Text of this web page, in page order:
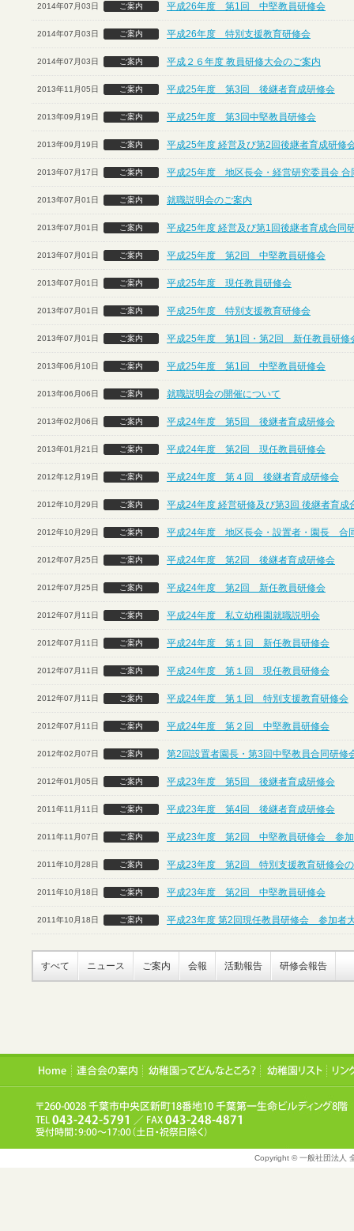
2014年07月03日 ご案内 平成26年度 第1回 中堅教員研修会
2014年07月03日 ご案内 平成26年度 特別支援教育研修会
2014年07月03日 ご案内 平成２６年度 教員研修大会のご案内
2013年11月05日 ご案内 平成25年度 第3回 後継者育成研修会
2013年09月19日 ご案内 平成25年度 第3回中堅教員研修会
2013年09月19日 ご案内 平成25年度 経営及び第2回後継者育成研修
2013年07月17日 ご案内 平成25年度 地区長会・経営研究委員会 合
2013年07月01日 ご案内 就職説明会のご案内
2013年07月01日 ご案内 平成25年度 経営及び第1回後継者育成合同
2013年07月01日 ご案内 平成25年度 第2回 中堅教員研修会
2013年07月01日 ご案内 平成25年度 現任教員研修会
2013年07月01日 ご案内 平成25年度 特別支援教育研修会
2013年07月01日 ご案内 平成25年度 第1回・第2回 新任教員研修
2013年06月10日 ご案内 平成25年度 第1回 中堅教員研修会
2013年06月06日 ご案内 就職説明会の開催について
2013年02月06日 ご案内 平成24年度 第5回 後継者育成研修会
2013年01月21日 ご案内 平成24年度 第2回 現任教員研修会
2012年12月19日 ご案内 平成24年度 第４回 後継者育成研修会
2012年10月29日 ご案内 平成24年度 経営研修及び第3回 後継者育成
2012年10月29日 ご案内 平成24年度 地区長会・設置者・園長 合
2012年07月25日 ご案内 平成24年度 第2回 後継者育成研修会
2012年07月25日 ご案内 平成24年度 第2回 新任教員研修会
2012年07月11日 ご案内 平成24年度 私立幼稚園就職説明会
2012年07月11日 ご案内 平成24年度 第１回 新任教員研修会
2012年07月11日 ご案内 平成24年度 第１回 現任教員研修会
2012年07月11日 ご案内 平成24年度 第１回 特別支援教育研修会
2012年07月11日 ご案内 平成24年度 第２回 中堅教員研修会
2012年02月07日 ご案内 第2回設置者園長・第3回中堅教員合同研修
2012年01月05日 ご案内 平成23年度 第5回 後継者育成研修会
2011年11月11日 ご案内 平成23年度 第4回 後継者育成研修会
2011年11月07日 ご案内 平成23年度 第2回 中堅教員研修会 参加
2011年10月28日 ご案内 平成23年度 第2回 特別支援教育研修会
2011年10月18日 ご案内 平成23年度 第2回 中堅教員研修会
2011年10月18日 ご案内 平成23年度 第2回現任教員研修会 参加者
すべて ニュース ご案内 会報 活動報告 研修会報告
Copyright © 一般社団法人